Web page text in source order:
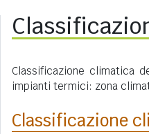
Classificazione climatica
impianti termici: zona
Classificazione